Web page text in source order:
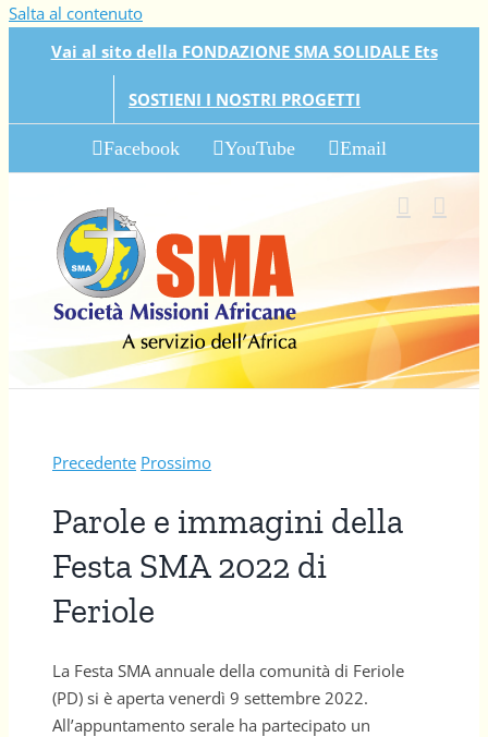
Salta al contenuto
Vai al sito della FONDAZIONE SMA SOLIDALE Ets
SOSTIENI I NOSTRI PROGETTI
Facebook YouTube Email
Precedente Prossimo
Parole e immagini della
Festa SMA 2022 di
Feriole
La Festa SMA annuale della comunità di Feriole
(PD) si è aperta venerdì 9 settembre 2022.
All’appuntamento serale ha partecipato un